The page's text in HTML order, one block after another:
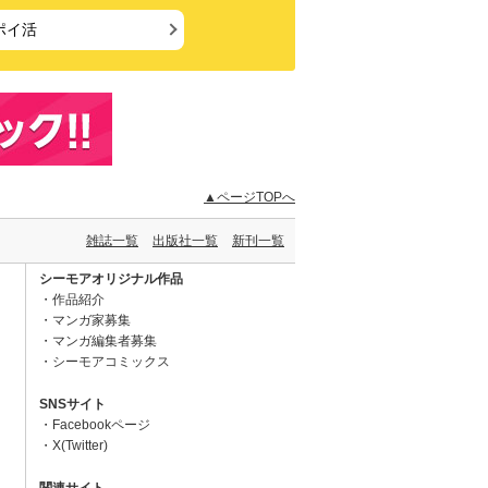
イ活
▲ページTOPへ
雑誌一覧 出版社一覧 新刊一覧
シーモアオリジナル作品
作品紹介
マンガ家募集
マンガ編集者募集
シーモアコミックス
SNSサイト
Facebookページ
X(Twitter)